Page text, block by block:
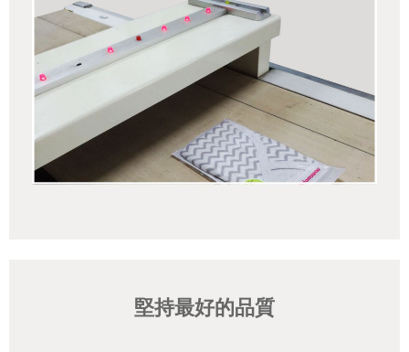
堅持最好的品質